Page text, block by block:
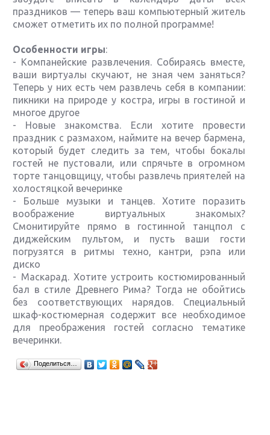
праздников — теперь ваш компьютерный житель
сможет отметить их по полной программе!
Особенности игры:
- Компанейские развлечения. Собираясь вместе,
ваши виртуалы скучают, не зная чем заняться?
Теперь у них есть чем развлечь себя в компании:
пикники на природе у костра, игры в гостиной и
многое другое
- Новые знакомства. Если хотите провести
праздник с размахом, наймите на вечер бармена,
который будет следить за тем, чтобы бокалы
гостей не пустовали, или спрячьте в огромном
торте танцовщицу, чтобы развлечь приятелей на
холостяцкой вечеринке
- Больше музыки и танцев. Хотите поразить
воображение виртуальных знакомых?
Смонитируйте прямо в гостинной танцпол с
диджейским пультом, и пусть ваши гости
погрузятся в ритмы техно, кантри, рэпа или
диско
- Маскарад. Хотите устроить костюмированный
бал в стиле Древнего Рима? Тогда не обойтись
без соответствующих нарядов. Специальный
шкаф-костюмерная содержит все необходимое
для преображения гостей согласно тематике
вечеринки.
Поделиться…
Крупнейшие релизы мая: Nintendo, Microsoft и
Sony